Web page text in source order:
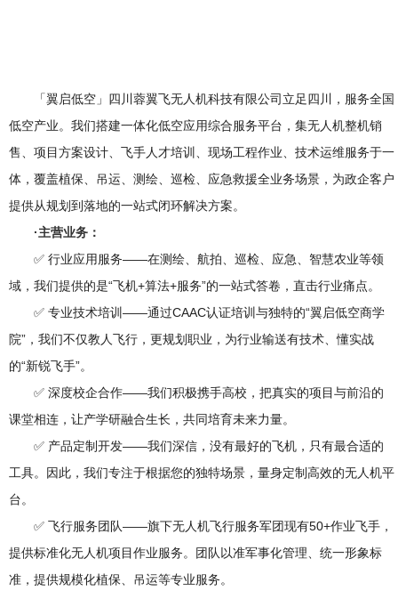
「翼启低空」四川蓉翼飞无人机科技有限公司立足四川，服务全国
低空产业。我们搭建一体化低空应用综合服务平台，集无人机整机销
售、项目方案设计、飞手人才培训、现场工程作业、技术运维服务于一
体，覆盖植保、吊运、测绘、巡检、应急救援全业务场景，为政企客户
提供从规划到落地的一站式闭环解决方案。
·主营业务：
✅ 行业应用服务——在测绘、航拍、巡检、应急、智慧农业等领
域，我们提供的是“飞机+算法+服务”的一站式答卷，直击行业痛点。
✅ 专业技术培训——通过CAAC认证培训与独特的“翼启低空商学
院”，我们不仅教人飞行，更规划职业，为行业输送有技术、懂实战
的“新锐飞手”。
✅ 深度校企合作——我们积极携手高校，把真实的项目与前沿的
课堂相连，让产学研融合生长，共同培育未来力量。
✅ 产品定制开发——我们深信，没有最好的飞机，只有最合适的
工具。因此，我们专注于根据您的独特场景，量身定制高效的无人机平
台。
✅ 飞行服务团队——旗下无人机飞行服务军团现有50+作业飞手，
提供标准化无人机项目作业服务。团队以准军事化管理、统一形象标
准，提供规模化植保、吊运等专业服务。